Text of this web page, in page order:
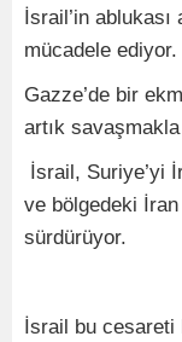
İsrail’in
mücadele ediyor.
Gazze’de bir
artık
İsrail, Suriye’yi
ve bölgedeki İran
sürdürüyor.
İsrail bu cesareti